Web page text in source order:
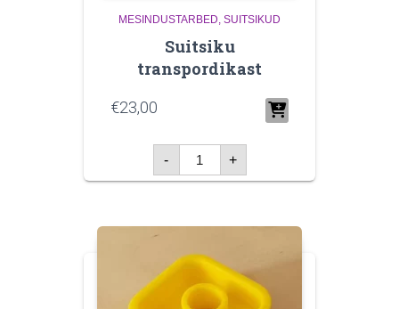
MESINDUSTARBED SUITSIKUD
Suitsiku
transpordikast
€23,00
-
Suitsiku
transpordikast
kogus
+